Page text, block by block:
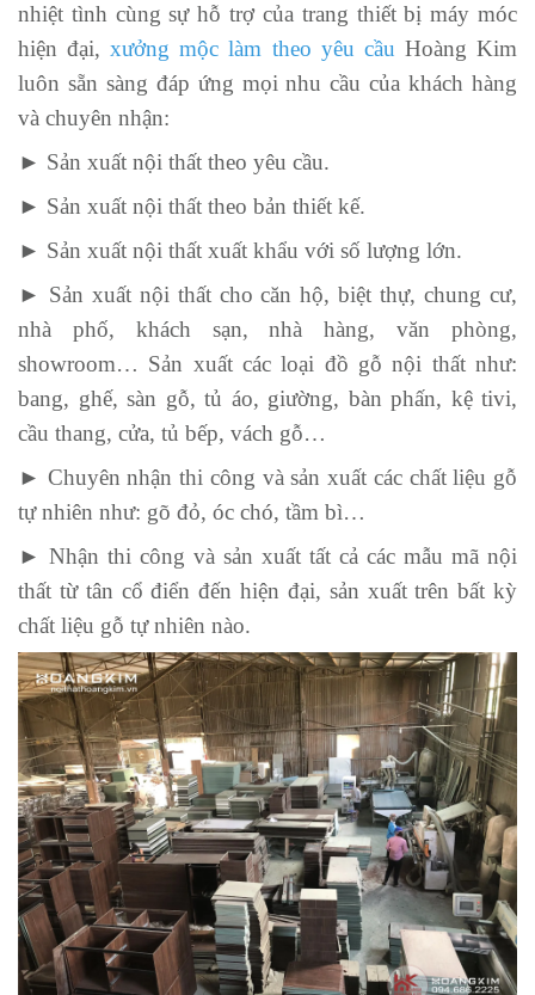
nhiệt tình cùng sự hỗ trợ của trang thiết bị máy móc
hiện đại,xưởng mộc làm theo yêu cầu Hoàng Kim
luôn sẵn sàng đáp ứng mọi nhu cầu của khách hàng
và chuyên nhận:
► Sản xuất nội thất theo yêu cầu.
► Sản xuất nội thất theo bản thiết kế.
► Sản xuất nội thất xuất khẩu với số lượng lớn.
► Sản xuất nội thất cho căn hộ, biệt thự, chung cư,
nhà phố, khách sạn, nhà hàng, văn phòng,
showroom… Sản xuất các loại đồ gỗ nội thất như:
bang, ghế, sàn gỗ, tủ áo, giường, bàn phấn, kệ tivi,
cầu thang, cửa, tủ bếp, vách gỗ…
► Chuyên nhận thi công và sản xuất các chất liệu gỗ
tự nhiên như: gõ đỏ, óc chó, tầm bì…
► Nhận thi công và sản xuất tất cả các mẫu mã nội
thất từ tân cổ điển đến hiện đại, sản xuất trên bất kỳ
chất liệu gỗ tự nhiên nào.